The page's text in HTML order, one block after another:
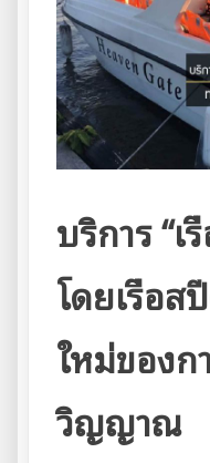
บริการ“เ
โดยเรือส
ใหม่ของก
วิญญาณ